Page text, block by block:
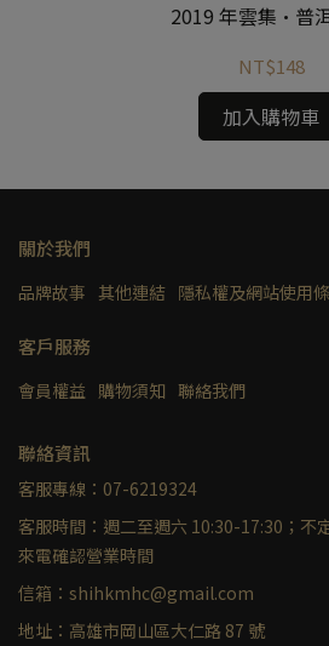
2019 年雲集·普
NT$148
加入購物車
關於我們
品牌故事 其他連結 隱私權及網站使用
客戶服務
會員權益 購物須知 聯絡我們
聯絡資訊
客服專線：07-6219324
客服時間：週二至週六 10:30-17:30；不
來電確認營業時間
信箱：shihkmhc@gmail.com
地址：高雄市岡山區大仁路 87 號